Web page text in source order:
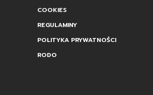
COOKIES
REGULAMINY
POLITYKA PRYWATNOŚCI
RODO